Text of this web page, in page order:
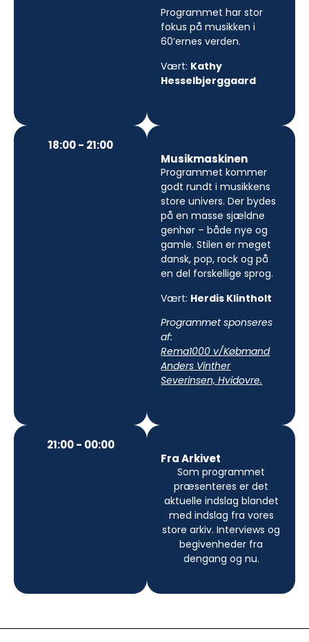
Programmet har stor
fokus på musikken i
60’ernes verden.
Vært: Kathy
Hesselbjerggaard
18:00 - 21:00
Musikmaskinen
Programmet kommer
godt rundt i musikkens
store univers. Der bydes
på en masse sjældne
genhør – både nye og
gamle. Stilen er meget
dansk, pop, rock og på
en del forskellige sprog.
Vært: Herdis Klintholt
Programmet sponseres
af:
Rema1000 v/Købmand
Anders Vinther
Severinsen, Hvidovre.
21:00 - 00:00
Fra Arkivet
Som programmet
præsenteres er det
aktuelle indslag blandet
med indslag fra vores
store arkiv. Interviews og
begivenheder fra
dengang og nu.